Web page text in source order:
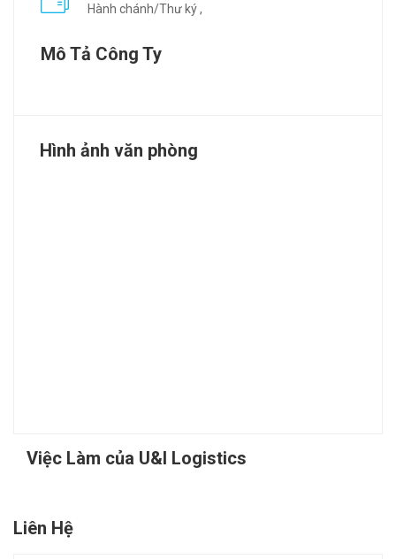
Hành chánh/Thư ký ,
Mô Tả Công Ty
Hình ảnh văn phòng
Việc Làm của U&I Logistics
Liên Hệ